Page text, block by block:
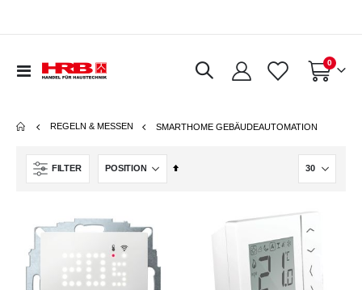
Navigation
Warenkorb
0Artikel
REGELN & MESSEN SMARTHOME GEBÄUDEAUTOMATION
FILTER
In